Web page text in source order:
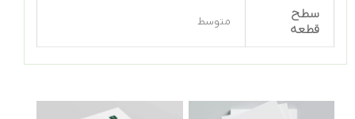
سطح
قطعه
متوسط